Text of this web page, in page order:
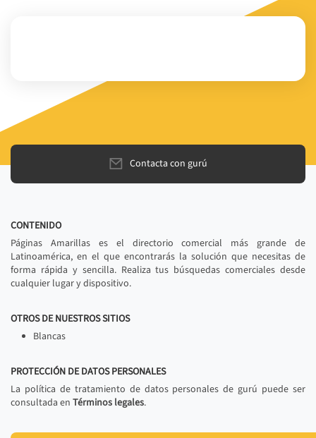
Contacta con gurú
CONTENIDO
Páginas Amarillas es el directorio comercial más grande de
Latinoamérica, en el que encontrarás la solución que necesitas de
forma rápida y sencilla. Realiza tus búsquedas comerciales desde
cualquier lugar y dispositivo.
OTROS DE NUESTROS SITIOS
Blancas
PROTECCIÓN DE DATOS PERSONALES
La política de tratamiento de datos personales de gurú puede ser
consultada en Términos legales.